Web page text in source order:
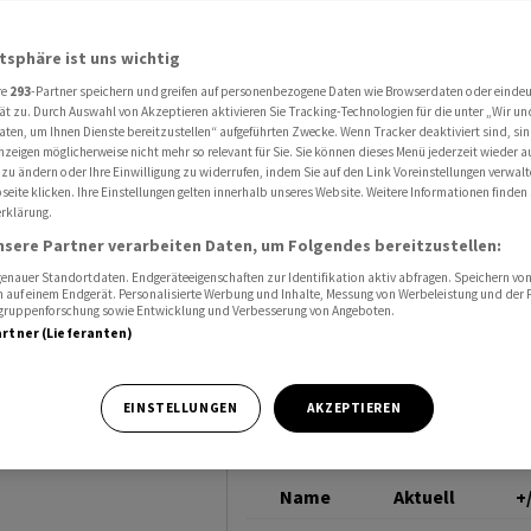
im ersten Halbjahr stabil
hält
2025 mit
Name Aktuell
ist uns wichtig
293-Partner speichern und greifen auf personenbezogene Daten wie Browserdaten oder
zu. Durch Auswahl von Akzeptieren aktivieren Sie Tracking-Technologien für die unter „Wir
um Ihnen Dienste bereitzustellen“ aufgeführten Zwecke. Wenn Tracker deaktiviert sind,
möglicherweise nicht mehr so relevant für Sie. Sie können dieses Menü jederzeit wieder
ändern oder Ihre Einwilligung zu widerrufen, indem Sie auf den Link Voreinstellungen
klicken. Ihre Einstellungen gelten innerhalb unseres Website. Weitere Informationen finden
Partner verarbeiten Daten, um Folgendes bereitzustellen:
Standortdaten. Endgeräteeigenschaften zur Identifikation aktiv abfragen. Speichern
einem Endgerät. Personalisierte Werbung und Inhalte, Messung von Werbeleistung und der
sowie Entwicklung und Verbesserung von Angeboten.
(Lieferanten)
EINSTELLUNGEN AKZEPTIEREN